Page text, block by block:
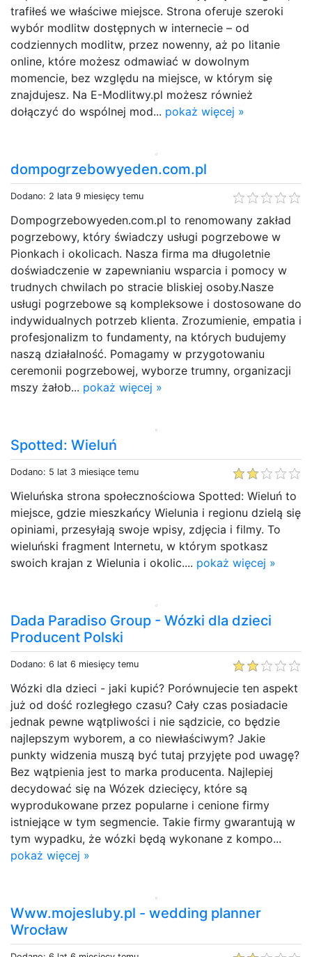
trafiłeś we właściwe miejsce. Strona oferuje szeroki
wybór modlitw dostępnych w internecie – od
codziennych modlitw, przez nowenny, aż po litanie
online, które możesz odmawiać w dowolnym
momencie, bez względu na miejsce, w którym się
znajdujesz. Na E-Modlitwy.pl możesz również
dołączyć do wspólnej mod... pokaż więcej »
dompogrzebowyeden.com.pl
Dodano: 2 lata 9 miesięcy temu
Dompogrzebowyeden.com.pl to renomowany zakład
pogrzebowy, który świadczy usługi pogrzebowe w
Pionkach i okolicach. Nasza firma ma długoletnie
doświadczenie w zapewnianiu wsparcia i pomocy w
trudnych chwilach po stracie bliskiej osoby.Nasze
usługi pogrzebowe są kompleksowe i dostosowane do
indywidualnych potrzeb klienta. Zrozumienie, empatia i
profesjonalizm to fundamenty, na których budujemy
naszą działalność. Pomagamy w przygotowaniu
ceremonii pogrzebowej, wyborze trumny, organizacji
mszy żałob... pokaż więcej »
Spotted: Wieluń
Dodano: 5 lat 3 miesiące temu
Wieluńska strona społecznościowa Spotted: Wieluń to
miejsce, gdzie mieszkańcy Wielunia i regionu dzielą się
opiniami, przesyłają swoje wpisy, zdjęcia i filmy. To
wieluński fragment Internetu, w którym spotkasz
swoich krajan z Wielunia i okolic.... pokaż więcej »
Dada Paradiso Group - Wózki dla dzieci
Producent Polski
Dodano: 6 lat 6 miesięcy temu
Wózki dla dzieci - jaki kupić? Porównujecie ten aspekt
już od dość rozległego czasu? Cały czas posiadacie
jednak pewne wątpliwości i nie sądzicie, co będzie
najlepszym wyborem, a co niewłaściwym? Jakie
punkty widzenia muszą być tutaj przyjęte pod uwagę?
Bez wątpienia jest to marka producenta. Najlepiej
decydować się na Wózek dziecięcy, które są
wyprodukowane przez popularne i cenione firmy
istniejące w tym segmencie. Takie firmy gwarantują w
tym wypadku, że wózki będą wykonane z kompo...
pokaż więcej »
Www.mojesluby.pl - wedding planner
Wrocław